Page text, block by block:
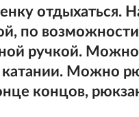
отдыхаться.
по
ручкой. Можно
катании. Можно
концов,